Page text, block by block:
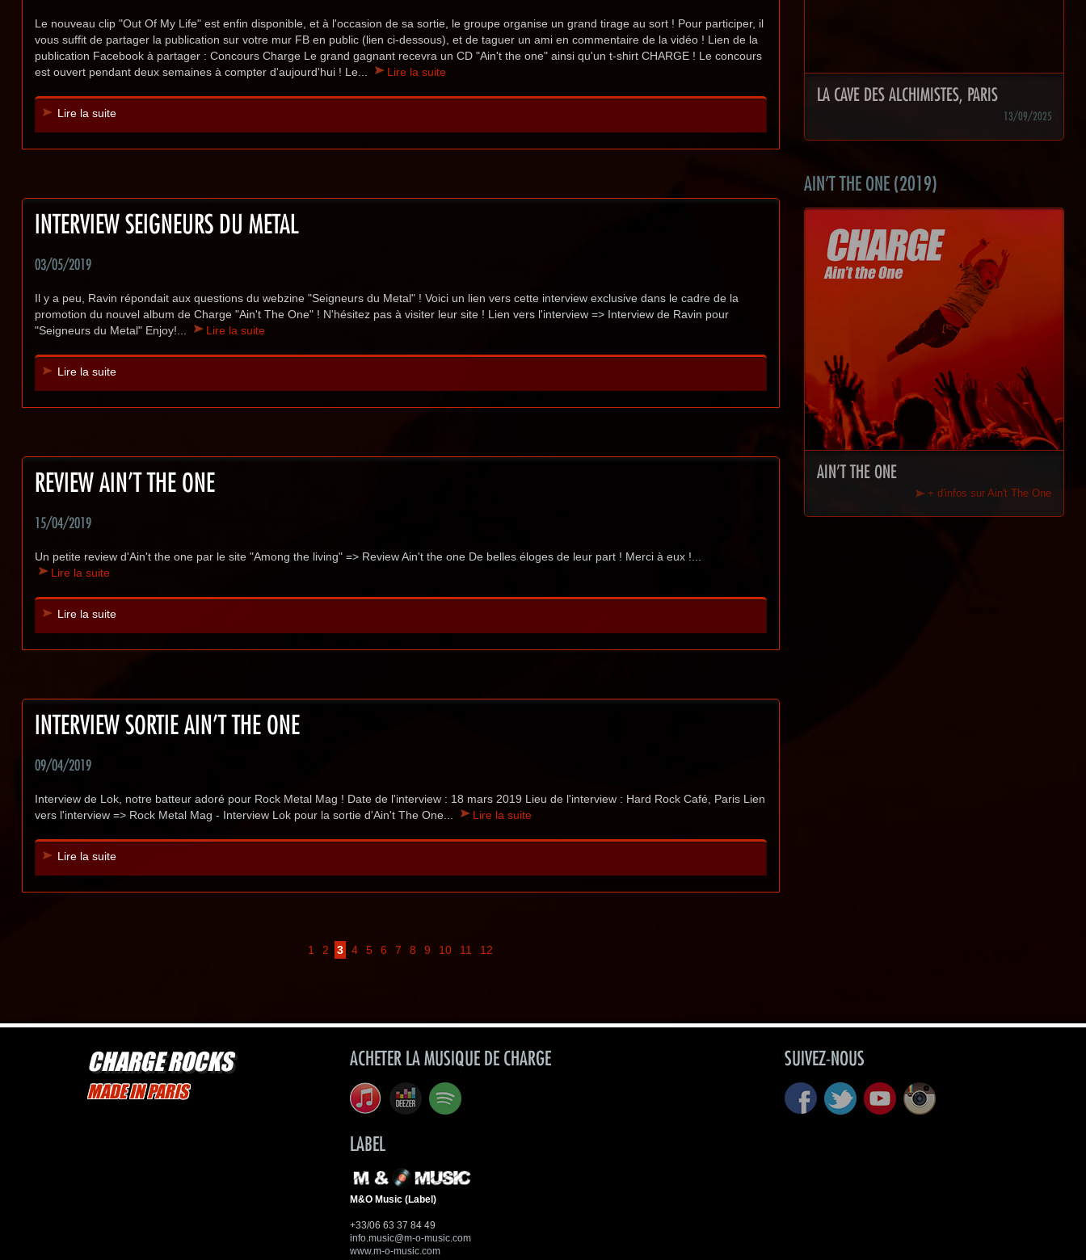
Le nouveau clip "Out Of My Life" est enfin disponible, et à l'occasion de sa sortie, le groupe organise un grand tirage au sort ! Pour participer, il
vous suffit de partager la publication sur votre mur FB en public (lien ci-dessous), et de taguer un ami en commentaire de la vidéo ! Lien de la
publication Facebook à partager : Concours Charge Le grand gagnant recevra un CD "Ain't the one" ainsi qu'un t-shirt CHARGE ! Le concours
est ouvert pendant deux semaines à compter d'aujourd'hui ! Le...
Lire la suite
Lire la suite
INTERVIEW SEIGNEURS DU METAL
03/05/2019
Il y a peu, Ravin répondait aux questions du webzine "Seigneurs du Metal" ! Voici un lien vers cette interview exclusive dans le cadre de la
promotion du nouvel album de Charge "Ain't The One" ! N'hésitez pas à visiter leur site ! Lien vers l'interview => Interview de Ravin pour
"Seigneurs du Metal" Enjoy!...
Lire la suite
Lire la suite
REVIEW AIN'T THE ONE
15/04/2019
Un petite review d'Ain't the one par le site "Among the living" => Review Ain't the one De belles éloges de leur part ! Merci à eux !...
Lire la suite
Lire la suite
INTERVIEW SORTIE AIN'T THE ONE
09/04/2019
Interview de Lok, notre batteur adoré pour Rock Metal Mag ! Date de l'interview : 18 mars 2019 Lieu de l'interview : Hard Rock Café, Paris Lien
vers l'interview => Rock Metal Mag - Interview Lok pour la sortie d'Ain't The One...
Lire la suite
Lire la suite
1 2 3 4 5 6 7 8 9 10 11 12
LA CAVE DES ALCHIMISTES, PARIS
13/09/2025
AIN'T THE ONE (2019)
AIN'T THE ONE
+ d'infos sur Ain't The One
CHARGE ROCKS
MADE IN PARIS
ACHETER LA MUSIQUE DE CHARGE
LABEL
M&O Music (Label)
+33/06 63 37 84 49
info.music@m-o-music.com
www.m-o-music.com
SUIVEZ-NOUS